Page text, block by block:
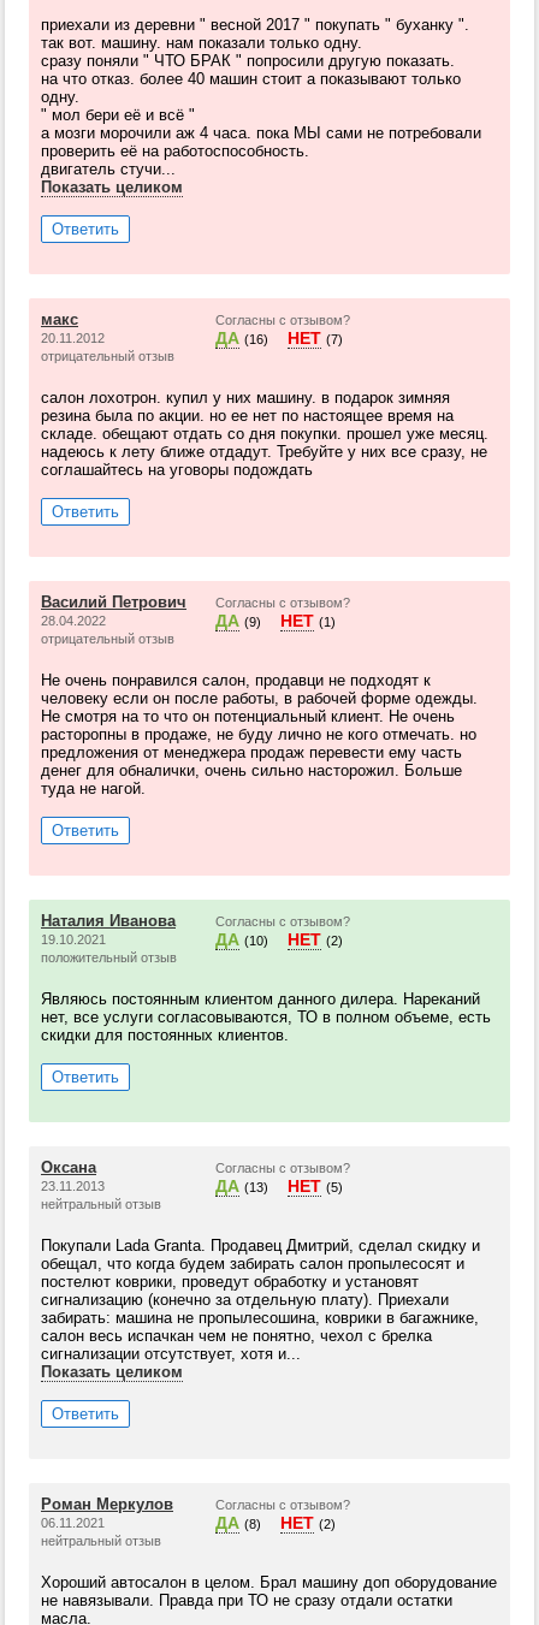
приехали из деревни " весной 2017 " покупать " буханку ".
так вот. машину. нам показали только одну.
сразу поняли " ЧТО БРАК " попросили другую показать.
на что отказ. более 40 машин стоит а показывают только
одну.
" мол бери её и всё "
а мозги морочили аж 4 часа. пока МЫ сами не потребовали
проверить её на работоспособность.
двигатель стучи...
Показать целиком
Ответить
макс
20.11.2012
отрицательный отзыв
Согласны с отзывом?
ДА (16) НЕТ (7)
салон лохотрон. купил у них машину. в подарок зимняя
резина была по акции. но ее нет по настоящее время на
складе. обещают отдать со дня покупки. прошел уже месяц.
надеюсь к лету ближе отдадут. Требуйте у них все сразу, не
соглашайтесь на уговоры подождать
Ответить
Василий Петрович
28.04.2022
отрицательный отзыв
Согласны с отзывом?
ДА (9) НЕТ (1)
Не очень понравился салон, продавци не подходят к
человеку если он после работы, в рабочей форме одежды.
Не смотря на то что он потенциальный клиент. Не очень
расторопны в продаже, не буду лично не кого отмечать. но
предложения от менеджера продаж перевести ему часть
денег для обналички, очень сильно насторожил. Больше
туда не нагой.
Ответить
Наталия Иванова
19.10.2021
положительный отзыв
Согласны с отзывом?
ДА (10) НЕТ (2)
Являюсь постоянным клиентом данного дилера. Нареканий
нет, все услуги согласовываются, ТО в полном объеме, есть
скидки для постоянных клиентов.
Ответить
Оксана
23.11.2013
нейтральный отзыв
Согласны с отзывом?
ДА (13) НЕТ (5)
Покупали Lada Granta. Продавец Дмитрий, сделал скидку и
обещал, что когда будем забирать салон пропылесосят и
постелют коврики, проведут обработку и установят
сигнализацию (конечно за отдельную плату). Приехали
забирать: машина не пропылесошина, коврики в багажнике,
салон весь испачкан чем не понятно, чехол с брелка
сигнализации отсутствует, хотя и...
Показать целиком
Ответить
Роман Меркулов
06.11.2021
нейтральный отзыв
Согласны с отзывом?
ДА (8) НЕТ (2)
Хороший автосалон в целом. Брал машину доп оборудование
не навязывали. Правда при ТО не сразу отдали остатки
масла.